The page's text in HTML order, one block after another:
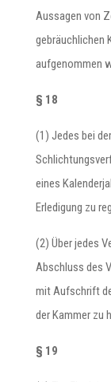
Aussagen von
gebräuchlichen
aufgenommen
§ 18
(1) Jedes bei
eines
Erledigung zu
(2) Über jedes
Abschluss des
mit Aufschrift
der Kammer zu
§ 19